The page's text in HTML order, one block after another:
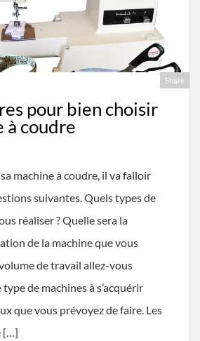
Share
pour bien choisir
à coudre
machine à coudre, il va falloir
suivantes. Quels types de
réaliser ? Quelle sera la
de la machine que vous
de travail allez-vous
de machines à s’acquérir
que vous prévoyez de faire. Les
[…]